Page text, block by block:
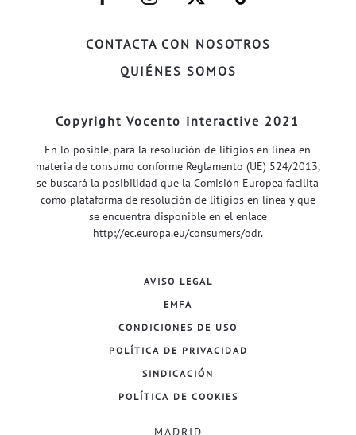
CONTACTA CON NOSOTROS
QUIÉNES SOMOS
FACEBOOK–INSTAGRAM–
TWITTER–WELIFE–
Copyright Vocento interactive 2021
En lo posible, para la resolución de litigios en línea en
materia de consumo conforme Reglamento (UE) 524/2013,
se buscará la posibilidad que la Comisión Europea facilita
como plataforma de resolución de litigios en línea y que
se encuentra disponible en el enlace
http://ec.europa.eu/consumers/odr.
AVISO LEGAL
EMFA
CONDICIONES DE USO
POLÍTICA DE PRIVACIDAD
SINDICACIÓN
POLÍTICA DE COOKIES
MADRID